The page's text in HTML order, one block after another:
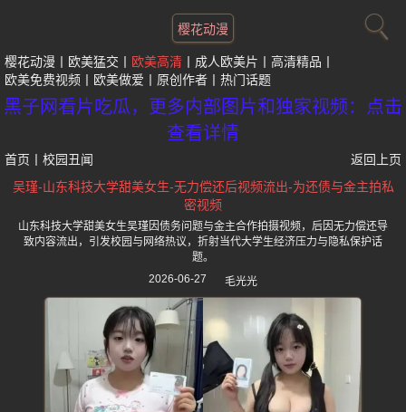
樱花动漫
樱花动漫 欧美猛交 欧美高清 成人欧美片
高清精品
欧美免费视频
欧美做爱 原创作者 热门话题
黑子网看片吃瓜，更多内部图片和独家视频：点击
查看详情
首页 校园丑闻
返回上页
吴瑾-山东科技大学甜美女生-无力偿还后视频流出-为还债与金主拍私
密视频
山东科技大学甜美女生吴瑾因债务问题与金主合作拍摄视频，后因无力偿还导
致内容流出，引发校园与网络热议，折射当代大学生经济压力与隐私保护话
题。
2026-06-27
毛光光